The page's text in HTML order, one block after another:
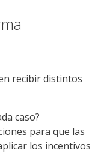
recibir distintos
caso?
para que las
los incentivos